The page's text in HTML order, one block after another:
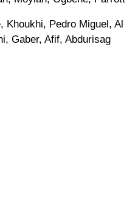
Khoukhi, Pedro Miguel, Al
Gaber, Afif, Abdurisag